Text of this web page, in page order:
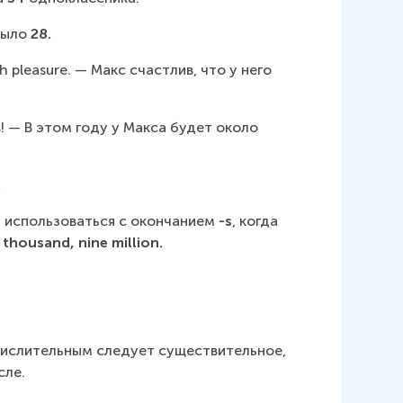
28.
— Макс счастлив, что у него
— В этом году у Макса будет около
с окончанием -s, когда
nine million.
следует существительное,